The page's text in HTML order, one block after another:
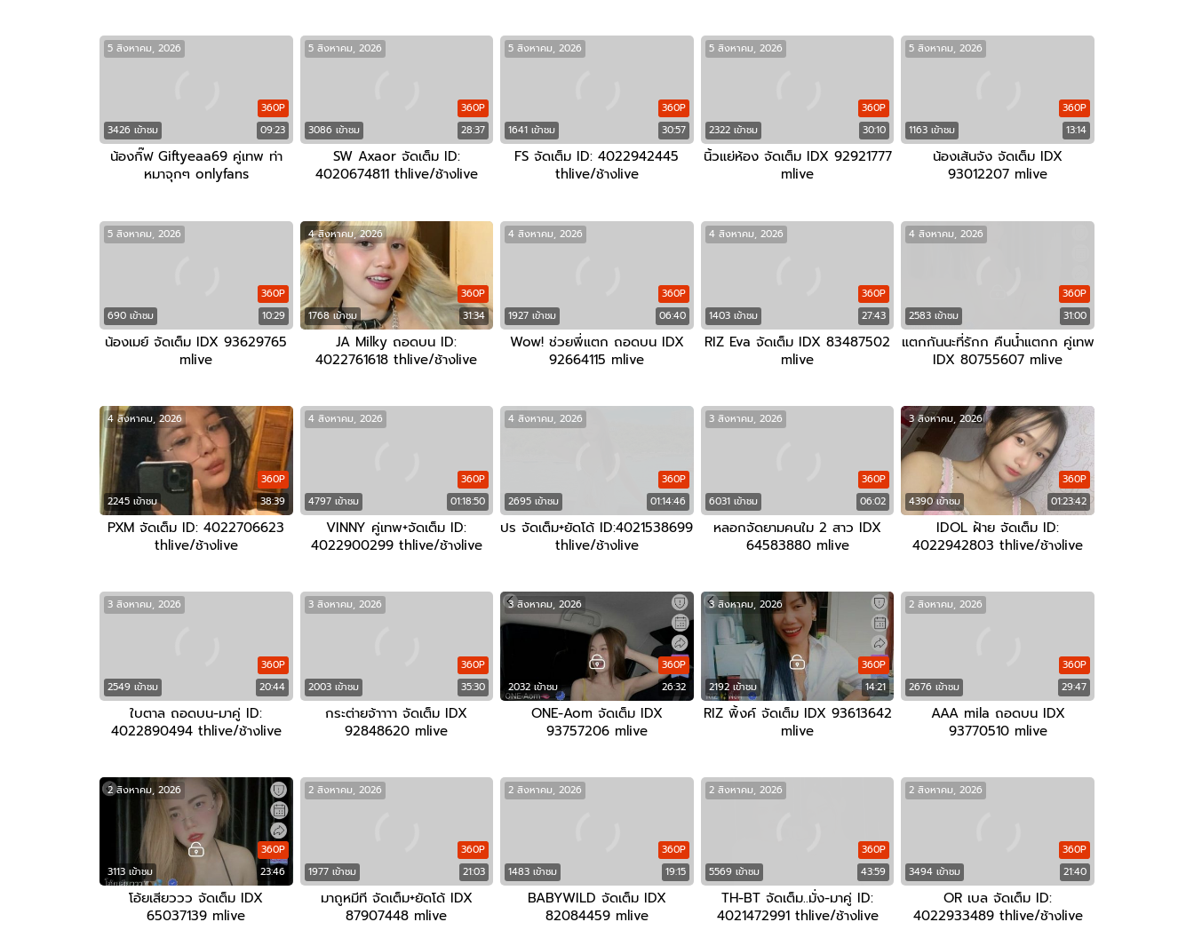
3426 เข้าชม 09:23
360P
5 สิงหาคม, 2026
น้องกิ๊ฟ Giftyeaa69 คู่เทพ ท่า
หมาจุกๆ onlyfans
3086 เข้าชม 28:37
360P
5 สิงหาคม, 2026
SW Axaor จัดเต็ม ID:
4020674811 thlive/ช้างlive
1641 เข้าชม 30:57
360P
5 สิงหาคม, 2026
FS จัดเต็ม ID: 4022942445
thlive/ช้างlive
2322 เข้าชม 30:10
360P
5 สิงหาคม, 2026
นิ้วแย่ห้อง จัดเต็ม IDX 92921777
mlive
1163 เข้าชม 13:14
360P
5 สิงหาคม, 2026
น้องเส้นจัง จัดเต็ม IDX
93012207 mlive
690 เข้าชม 10:29
360P
5 สิงหาคม, 2026
น้องเมย์ จัดเต็ม IDX 93629765
mlive
1768 เข้าชม 31:34
360P
4 สิงหาคม, 2026
JA Milky ถอดบน ID:
4022761618 thlive/ช้างlive
1927 เข้าชม 06:40
360P
4 สิงหาคม, 2026
Wow! ช่วยพี่แตก ถอดบน IDX
92664115 mlive
1403 เข้าชม 27:43
360P
4 สิงหาคม, 2026
RIZ Eva จัดเต็ม IDX 83487502
mlive
2583 เข้าชม 31:00
360P
4 สิงหาคม, 2026
แตกกันนะที่รักก คืนน้ำแตกก คู่เทพ
IDX 80755607 mlive
2245 เข้าชม 38:39
360P
4 สิงหาคม, 2026
PXM จัดเต็ม ID: 4022706623
thlive/ช้างlive
4797 เข้าชม 01:18:50
360P
4 สิงหาคม, 2026
VINNY คู่เทพ+จัดเต็ม ID:
4022900299 thlive/ช้างlive
2695 เข้าชม 01:14:46
360P
4 สิงหาคม, 2026
ปร จัดเต็ม+ยัดโด้ ID:4021538699
thlive/ช้างlive
6031 เข้าชม 06:02
360P
3 สิงหาคม, 2026
หลอกจัดยามคนใม 2 สาว IDX
64583880 mlive
4390 เข้าชม 01:23:42
360P
3 สิงหาคม, 2026
IDOL ฝ้าย จัดเต็ม ID:
4022942803 thlive/ช้างlive
2549 เข้าชม 20:44
360P
3 สิงหาคม, 2026
ใบตาล ถอดบน-มาคู่ ID:
4022890494 thlive/ช้างlive
2003 เข้าชม 35:30
360P
3 สิงหาคม, 2026
กระต่ายจ้าาาา จัดเต็ม IDX
92848620 mlive
2032 เข้าชม 26:32
360P
3 สิงหาคม, 2026
ONE-Aom จัดเต็ม IDX
93757206 mlive
2192 เข้าชม 14:21
360P
3 สิงหาคม, 2026
RIZ พิ้งค์ จัดเต็ม IDX 93613642
mlive
2676 เข้าชม 29:47
360P
2 สิงหาคม, 2026
AAA mila ถอดบน IDX
93770510 mlive
3113 เข้าชม 23:46
360P
2 สิงหาคม, 2026
โอ้ยเสียววว จัดเต็ม IDX
65037139 mlive
1977 เข้าชม 21:03
360P
2 สิงหาคม, 2026
มาถูหมีที จัดเต็ม+ยัดโด้ IDX
87907448 mlive
1483 เข้าชม 19:15
360P
2 สิงหาคม, 2026
BABYWILD จัดเต็ม IDX
82084459 mlive
5569 เข้าชม 43:59
360P
2 สิงหาคม, 2026
TH-BT จัดเต็ม..มั่ง-มาคู่ ID:
4021472991 thlive/ช้างlive
3494 เข้าชม 21:40
360P
2 สิงหาคม, 2026
OR เบล จัดเต็ม ID:
4022933489 thlive/ช้างlive